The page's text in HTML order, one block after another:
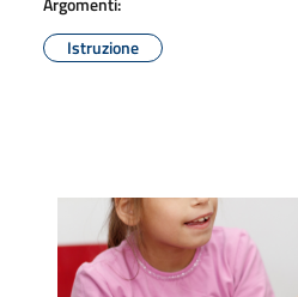
Istruzione